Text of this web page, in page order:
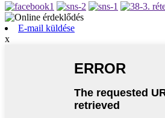
E-mail küldése
x